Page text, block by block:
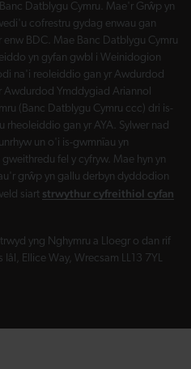
Datblygu Cymru. Mae'r Grŵp yn
cofrestru gydag enwau gan
BDC. Mae Banc Datblygu Cymru
yn gyfan gwbl i Weinidogion
na'i reoleiddio gan yr Awdurdod
Awdurdod Ymddygiad Ariannol
(Banc Datblygu Cymru ccc) dri is-
gan yr AYA. Sylwer nad
un o'i is-gwmnïau yn
fel y cyfryw. Mae hyn yn
grŵp yn gallu derbyn dyddodion
siart strwythur cyfreithiol cyfan
yng Nghymru a Lloegr o dan rif
Ellice Way, Wrecsam LL13 7YL